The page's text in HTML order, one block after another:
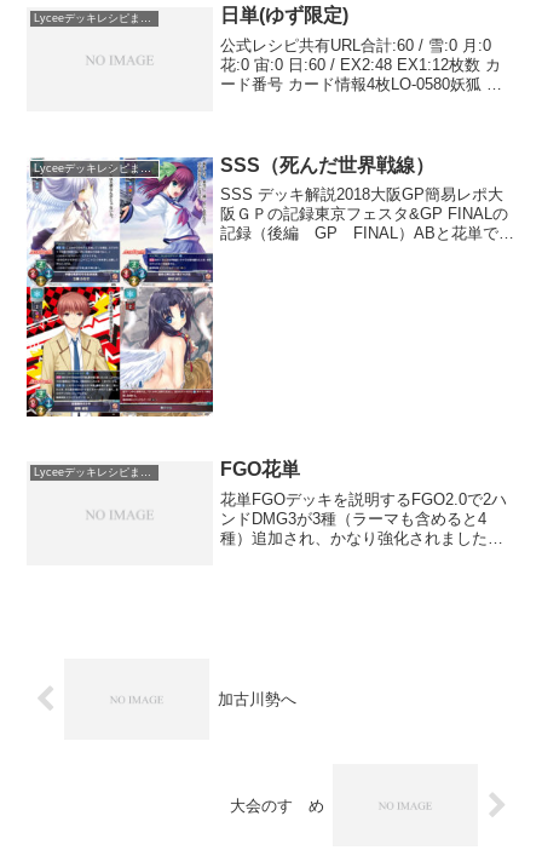
リナかスイ...
Lyceeデッキレシピまとめ 日単(ゆず限定)
公式レシピ共有URL合計:60 / 雪:0 月:0
花:0 宙:0 日:60 / EX2:48 EX1:12枚数 カ
ード番号 カード情報4枚LO-0580妖狐 エ
Lyceeデッキレシピまとめ SSS（死んだ世界戦線）
SSS デッキ解説2018大阪GP簡易レポ大
阪ＧＰの記録東京フェスタ&GP FINALの
記録（後編 GP FINAL）ABと花単で見
Lyceeデッキレシピまとめ FGO花単
花単FGOデッキを説明するFGO2.0で2ハ
ンドDMG3が3種（ラーマも含めると4
種）追加され、かなり強化されました。
加古川勢へ
大会のすゝめ